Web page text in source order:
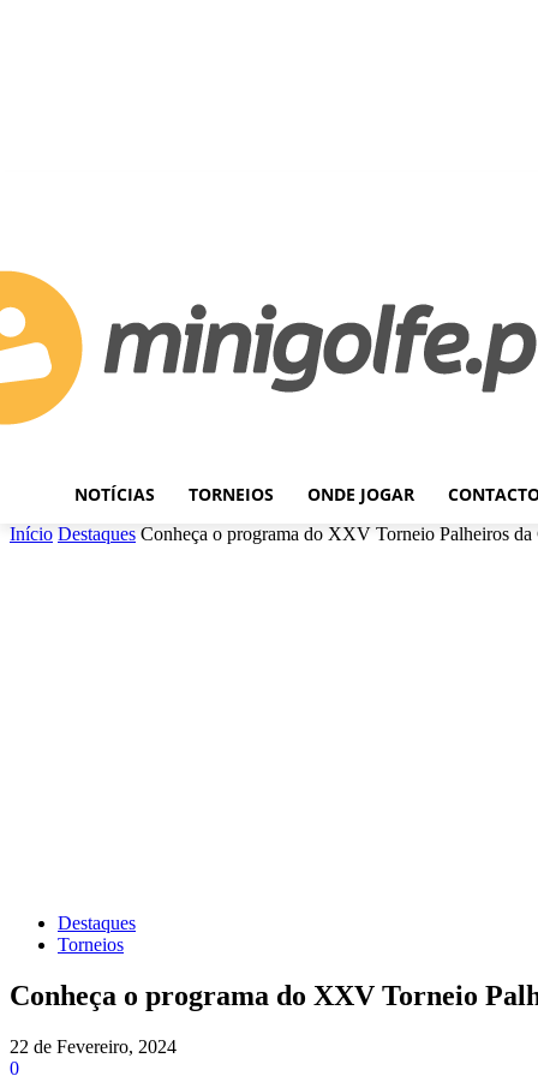
NOTÍCIAS TORNEIOS ONDE JOGAR
Início Destaques Conheça o programa do XXV Torneio Palheiros da
Destaques
Torneios
Conheça o programa do XXV Torneio
22 de Fevereiro, 2024
0